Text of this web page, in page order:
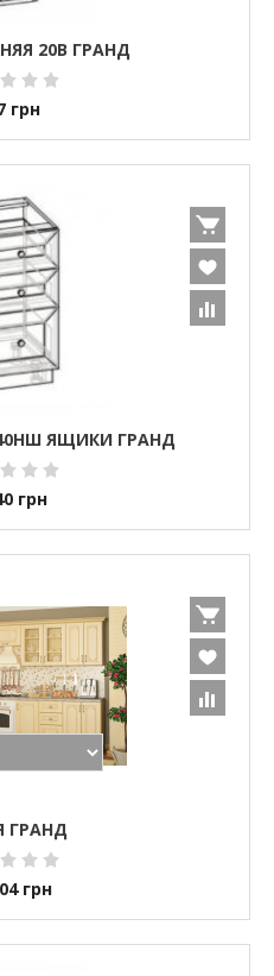
20В ГРАНД
грн
ЯЩИКИ ГРАНД
грн
ГРАНД
грн